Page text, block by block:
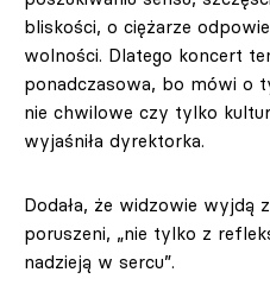
bliskości, o ciężarze
wolności. Dlatego koncert
ponadczasowa, bo mówi o
nie chwilowe czy tylko
wyjaśniła dyrektorka.
Dodała, że widzowie wyjdą
poruszeni, „nie tylko z
nadzieją w sercu”.